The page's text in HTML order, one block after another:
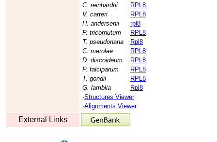
C. reinhardtii
RPL8
V. carteri
RPL8
H. andersenii
rpl8
P. tricornutum
RPL8
T. pseudonana
Rpl8
C. merolae
RPL8
D. discoideum
RPL8
P. falciparum
RPL8
T. gondii
RPL8
G. lamblia
Rpl8
·Structures Viewer
·Alignments Viewer
External Links